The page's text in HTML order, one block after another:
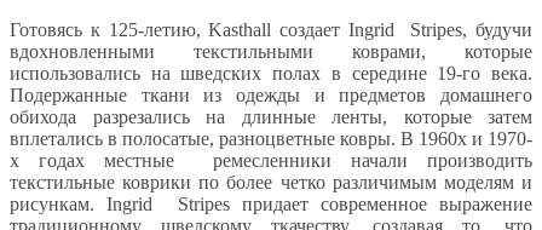
Готовясь к 125-летию, Kasthall создает Ingrid Stripes, будучи
вдохновленными текстильными коврами, которые
использовались на шведских полах в середине 19-го века.
Подержанные ткани из одежды и предметов домашнего
обихода разрезались на длинные ленты, которые затем
вплетались в полосатые, разноцветные ковры. В 1960х и 1970-
х годах местные ремесленники начали производить
текстильные коврики по более четко различимым моделям и
рисункам. Ingrid Stripes придает современное выражение
традиционному шведскому ткачеству, создавая то, что